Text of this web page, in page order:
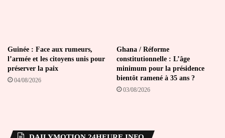
Guinée : Face aux rumeurs,
l’armée et les citoyens unis pour
préserver la paix
04/08/2026
Ghana / Réforme
constitutionnelle : L’âge
minimum pour la présidence
bientôt ramené à 35 ans ?
03/08/2026